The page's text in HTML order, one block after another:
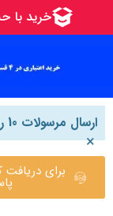
ارسال مرسولات 10 روز کاری میباشد
×
برای